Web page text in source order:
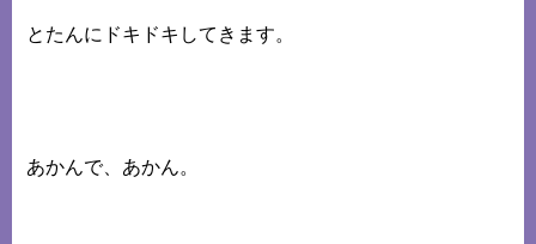
とたんにドキドキしてきます。
あかんで、あかん。